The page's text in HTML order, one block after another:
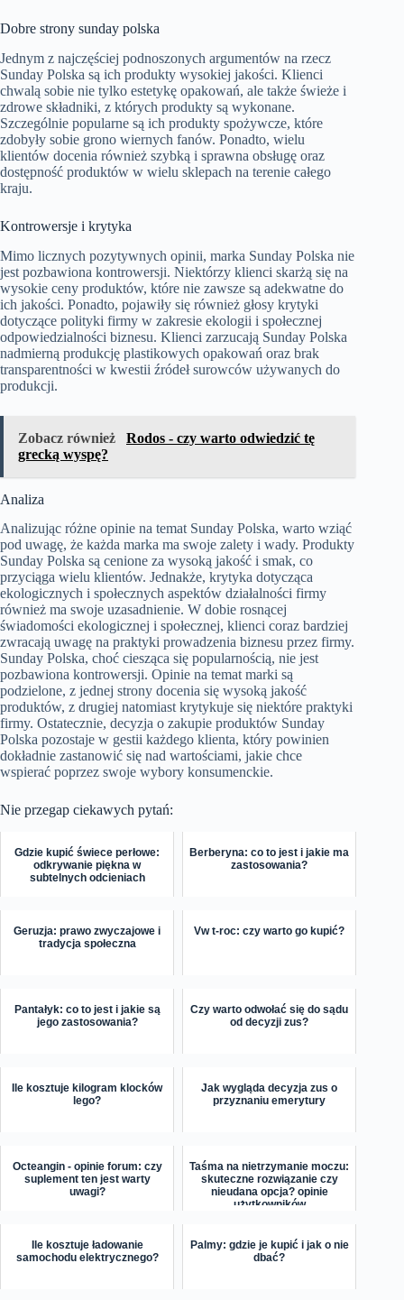
Dobre strony sunday polska
Jednym z najczęściej podnoszonych argumentów na rzecz
Sunday Polska są ich produkty wysokiej jakości. Klienci
chwalą sobie nie tylko estetykę opakowań, ale także świeże i
zdrowe składniki, z których produkty są wykonane.
Szczególnie popularne są ich produkty spożywcze, które
zdobyły sobie grono wiernych fanów. Ponadto, wielu
klientów docenia również szybką i sprawna obsługę oraz
dostępność produktów w wielu sklepach na terenie całego
kraju.
Kontrowersje i krytyka
Mimo licznych pozytywnych opinii, marka Sunday Polska nie
jest pozbawiona kontrowersji. Niektórzy klienci skarżą się na
wysokie ceny produktów, które nie zawsze są adekwatne do
ich jakości. Ponadto, pojawiły się również głosy krytyki
dotyczące polityki firmy w zakresie ekologii i społecznej
odpowiedzialności biznesu. Klienci zarzucają Sunday Polska
nadmierną produkcję plastikowych opakowań oraz brak
transparentności w kwestii źródeł surowców używanych do
produkcji.
Zobacz również
Rodos - czy warto odwiedzić tę
grecką wyspę?
Analiza
Analizując różne opinie na temat Sunday Polska, warto wziąć
pod uwagę, że każda marka ma swoje zalety i wady. Produkty
Sunday Polska są cenione za wysoką jakość i smak, co
przyciąga wielu klientów. Jednakże, krytyka dotycząca
ekologicznych i społecznych aspektów działalności firmy
również ma swoje uzasadnienie. W dobie rosnącej
świadomości ekologicznej i społecznej, klienci coraz bardziej
zwracają uwagę na praktyki prowadzenia biznesu przez firmy.
Sunday Polska, choć ciesząca się popularnością, nie jest
pozbawiona kontrowersji. Opinie na temat marki są
podzielone, z jednej strony docenia się wysoką jakość
produktów, z drugiej natomiast krytykuje się niektóre praktyki
firmy. Ostatecznie, decyzja o zakupie produktów Sunday
Polska pozostaje w gestii każdego klienta, który powinien
dokładnie zastanowić się nad wartościami, jakie chce
wspierać poprzez swoje wybory konsumenckie.
Nie przegap ciekawych pytań:
Gdzie kupić świece perłowe:
odkrywanie piękna w
subtelnych odcieniach
Berberyna: co to jest i jakie ma
zastosowania?
Geruzja: prawo zwyczajowe i
tradycja społeczna
Vw t-roc: czy warto go kupić?
Pantałyk: co to jest i jakie są
jego zastosowania?
Czy warto odwołać się do sądu
od decyzji zus?
Ile kosztuje kilogram klocków
lego?
Jak wygląda decyzja zus o
przyznaniu emerytury
Octeangin - opinie forum: czy
suplement ten jest warty
uwagi?
Taśma na nietrzymanie moczu:
skuteczne rozwiązanie czy
nieudana opcja? opinie
użytkowników
Ile kosztuje ładowanie
samochodu elektrycznego?
Palmy: gdzie je kupić i jak o nie
dbać?